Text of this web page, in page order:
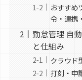
おすすめ
令・連携
勤怠管理 自
と仕組み
クラウド
打刻・申